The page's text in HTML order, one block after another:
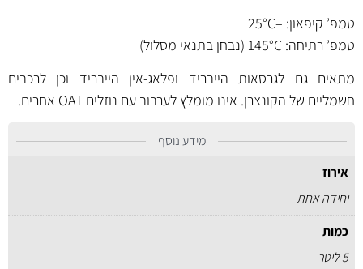
טמפ’ קיפאון: –25°C
טמפ’ רתיחה: 145°C (נבחן בתנאי מסלול)
מתאים גם לגרסאות הייבריד ופלאג-אין הייבריד וכן לרכבים
חשמליים של הקונצרן. אינו מומלץ לערבוב עם נוזלים OAT אחרים.
מידע נוסף
אירוז
יחידה אחת
כמות
5 ליטר